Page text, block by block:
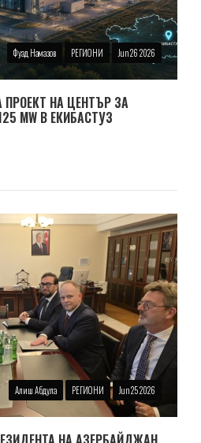
Фуад Намазов РЕГИОНИ Jun 26 2026
ПРОЕКТ НА ЦЕНТЪР ЗА
MW В ЕКИБАСТУЗ
Алиш Абдула РЕГИОНИ Jun 25 2026